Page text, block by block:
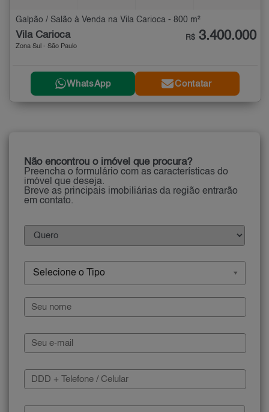
Galpão / Salão à Venda na Vila Carioca - 800 m²
Vila Carioca
Zona Sul - São Paulo
R$ 3.400.000
WhatsApp Contatar
Não encontrou o imóvel que procura?
Preencha o formulário com as características do
imóvel que deseja.
Breve as principais imobiliárias da região entrarão
em contato.
Selecione o Tipo